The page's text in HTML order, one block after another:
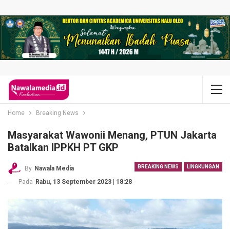
Home Breaking News
Masyarakat Wawonii Menang, PTUN Jakarta
Batalkan IPPKH PT GKP
BREAKING NEWS LINGKUNGAN
By Nawala Media
Pada Rabu, 13 September 2023 | 18:28